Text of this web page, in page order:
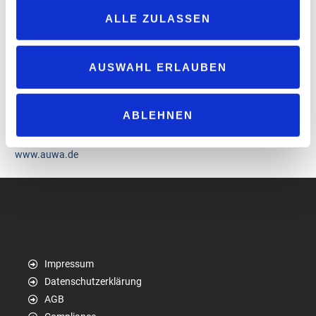
ALLE ZULASSEN
AUSWAHL ERLAUBEN
ABLEHNEN
Waschanlage abdecken. Weitere Produktlösungen sollen im
Laufe des ersten Halbjahres 2026 folgen.
„Als Premium-Hersteller und Marktführer sind wir uns unserer
der erfolgreichen Einführung von Green Car Care Anfang 2021 –
erneut ein starkes Zeichen für Nachhaltigkeit und gehen in der
www.auwa.de
Impressum
Datenschutzerklärung
AGB